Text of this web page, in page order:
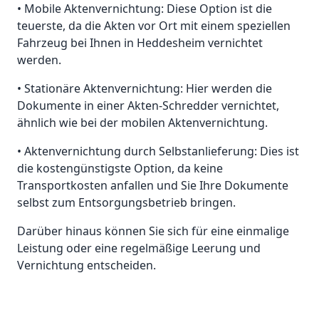
• Mobile Aktenvernichtung: Diese Option ist die
teuerste, da die Akten vor Ort mit einem speziellen
Fahrzeug bei Ihnen in Heddesheim vernichtet
werden.
• Stationäre Aktenvernichtung: Hier werden die
Dokumente in einer Akten-Schredder vernichtet,
ähnlich wie bei der mobilen Aktenvernichtung.
• Aktenvernichtung durch Selbstanlieferung: Dies ist
die kostengünstigste Option, da keine
Transportkosten anfallen und Sie Ihre Dokumente
selbst zum Entsorgungsbetrieb bringen.
Darüber hinaus können Sie sich für eine einmalige
Leistung oder eine regelmäßige Leerung und
Vernichtung entscheiden.